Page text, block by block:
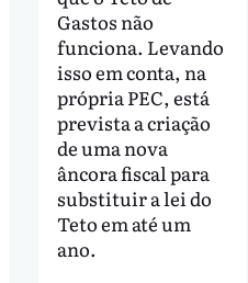
Gastos não
funciona. Levando
isso em conta, na
própria PEC, está
prevista a criação
de uma nova
âncora fiscal para
substituir a lei do
Teto em até um
ano.